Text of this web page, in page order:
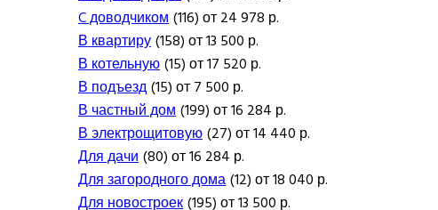
C доводчиком(116) от 24 978 р.
В квартиру(158) от 13 500 р.
В котельную(15) от 17 520 р.
В подъезд(15) от 7 500 р.
В частный дом(199) от 16 284 р.
В электрощитовую(27) от 14 440 р.
Для дачи(80) от 16 284 р.
Для загородного дома(12) от 18 040 р.
Для новостроек(195) от 13 500 р.